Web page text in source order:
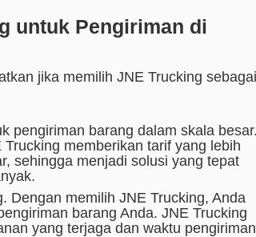
untuk Pengiriman di
jika memilih JNE Trucking sebagai
pengiriman barang dalam skala besar.
memberikan tarif yang lebih
sehingga menjadi solusi yang tepat
Dengan memilih JNE Trucking, Anda
barang Anda. JNE Trucking
yang terjaga dan waktu pengiriman